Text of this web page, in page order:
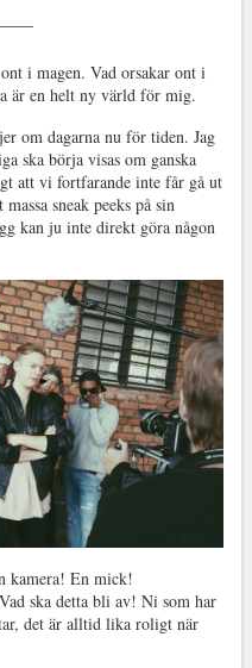
i magen. Vad orsakar ont i
är en helt ny värld för mig.
om dagarna nu för tiden. Jag
ska börja visas om ganska
att vi fortfarande inte får gå ut
sneak peeks på sin
kan ju inte direkt göra någon
kamera! En mick!
ska detta bli av! Ni som har
det är alltid lika roligt när